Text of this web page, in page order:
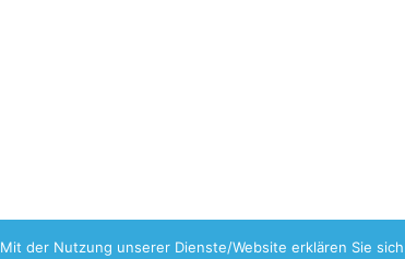
Mit der Nutzung unserer Dienste/Website erklären Sie